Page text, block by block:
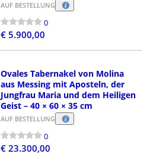
AUF BESTELLUNG
0
€ 5.900,00
Ovales Tabernakel von Molina
aus Messing mit Aposteln, der
Jungfrau Maria und dem Heiligen
Geist – 40 × 60 × 35 cm
AUF BESTELLUNG
0
€ 23.300,00